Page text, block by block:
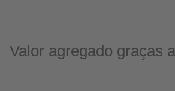
Valor agregado graças